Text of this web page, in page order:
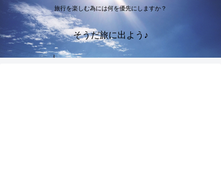
旅行を楽しむ為には何を優先にしますか？
そうだ旅に出よう♪